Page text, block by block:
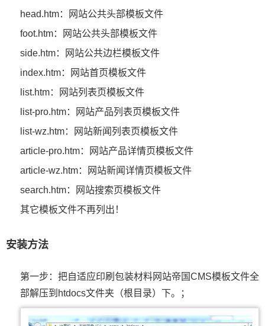
head.htm：网站公共头部模板文件
foot.htm：网站公共头部模板文件
side.htm：网站公共边栏模板文件
index.htm：网站首页模板文件
list.htm：网站列表页模板文件
list-pro.htm：网站产品列表页模板文件
list-wz.htm：网站新闻列表页模板文件
article-pro.htm：网站产品详情页模板文件
article-wz.htm：网站新闻详情页模板文件
search.htm：网站搜索页模板文件
其它模板文件不再列出！
安装方法
第一步：把自适应印刷包装材料网站帝国CMS模板文件全
部解压到htdocs文件夹（根目录）下。；